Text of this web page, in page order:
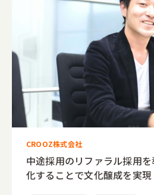
CROOZ株式会社
中途採用のリファラル採用
化することで文化醸成を実現